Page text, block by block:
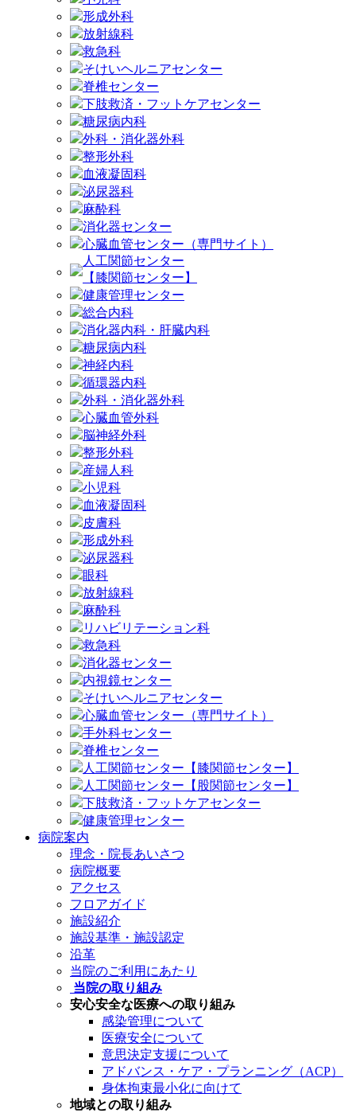
形成外科
放射線科
救急科
そけいヘルニアセンター
脊椎センター
下肢救済・フットケアセンター
糖尿病内科
外科・消化器外科
整形外科
血液凝固科
泌尿器科
麻酔科
消化器センター
心臓血管センター（専門サイト）
人工関節センター
【膝関節センター】
健康管理センター
総合内科
消化器内科・肝臓内科
糖尿病内科
神経内科
循環器内科
外科・消化器外科
心臓血管外科
脳神経外科
整形外科
産婦人科
小児科
血液凝固科
皮膚科
形成外科
泌尿器科
眼科
放射線科
麻酔科
リハビリテーション科
救急科
消化器センター
内視鏡センター
そけいヘルニアセンター
心臓血管センター（専門サイト）
手外科センター
脊椎センター
人工関節センター【膝関節センター】
人工関節センター【股関節センター】
下肢救済・フットケアセンター
健康管理センター
病院案内
理念・院長あいさつ
病院概要
アクセス
フロアガイド
施設紹介
施設基準・施設認定
沿革
当院のご利用にあたり
当院の取り組み
安心安全な医療への取り組み
感染管理について
医療安全について
意思決定支援について
アドバンス・ケア・プランニング（ACP）
身体拘束最小化に向けて
地域との取り組み